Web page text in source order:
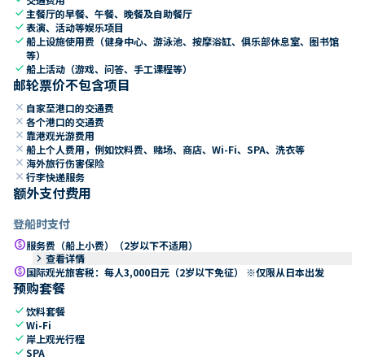
check 主餐厅的早餐、午餐、晚餐及自助餐厅
check表演、活动等娱乐项目
check船上设施使用费（健身中心、游泳池、按摩浴缸、俱乐部休息室、图书馆
等）
check船上活动（游戏、问答、手工课程等）
邮轮票价不包含项目
close 自家至港口的交通费
close 各个港口的交通费
close 靠港观光游费用
close 船上个人费用，例如饮料费、赌场、商店、Wi-Fi、SPA、洗衣等
close 海外旅行伤害保险
close 行李快递服务
额外支付费用
登船时支付
paid服务费（船上小费）（2岁以下不适用）
keyboard_arrow_right 查看详情
paid国际观光旅客税：每人3,000日元（2岁以下免征） ※仅限从日本出发
预购套餐
check饮料套餐
checkWi-Fi
check 岸上观光行程
checkSPA